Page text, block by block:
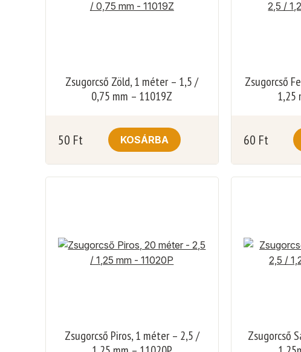
Zsugorcső Zöld, 1 méter – 1,5 /
0,75 mm – 11019Z
50 Ft KOSÁRBA
Zsugorcső
1,25
60 Ft
Zsugorcső Piros, 1 méter – 2,5 /
Zsugorcső